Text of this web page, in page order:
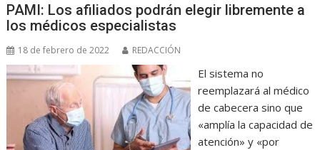
PAMI: Los afiliados podrán elegir libremente a
los médicos especialistas
18 de febrero de 2022 REDACCIÓN
El sistema no
reemplazará al médico
de cabecera sino que
«amplía la capacidad de
atención» y «por